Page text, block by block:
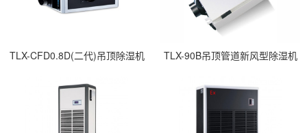
TLX-CFD0.8D(二代)吊顶除湿机 TLX-90B吊顶管道新风型除湿机